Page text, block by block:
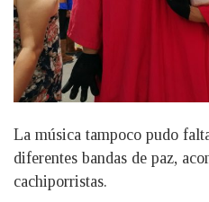
La música tampoco pudo
diferentes bandas de paz,
cachiporristas.